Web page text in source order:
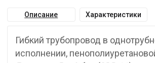
Описание Характеристики
Гибкий трубопровод в
исполнении,